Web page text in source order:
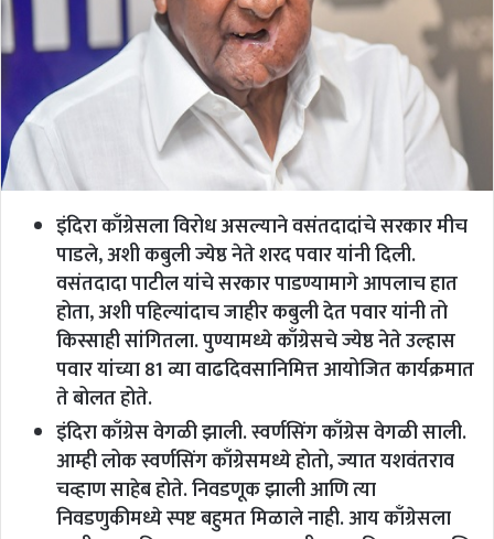
इंदिरा काँग्रेसला विरोध असल्याने वसंतदादांचे सरकार मीच
पाडले, अशी कबुली ज्येष्ठ नेते शरद पवार यांनी दिली.
वसंतदादा पाटील यांचे सरकार पाडण्यामागे आपलाच हात
होता, अशी पहिल्यांदाच जाहीर कबुली देत पवार यांनी तो
किस्साही सांगितला. पुण्यामध्ये काँग्रेसचे ज्येष्ठ नेते उल्हास
पवार यांच्या 81 व्या वाढदिवसानिमित्त आयोजित कार्यक्रमात
ते बोलत होते.
इंदिरा काँग्रेस वेगळी झाली. स्वर्णसिंग काँग्रेस वेगळी साली.
आम्ही लोक स्वर्णसिंग काँग्रेसमध्ये होतो, ज्यात यशवंतराव
चव्हाण साहेब होते. निवडणूक झाली आणि त्या
निवडणुकीमध्ये स्पष्ट बहुमत मिळाले नाही. आय काँग्रेसला